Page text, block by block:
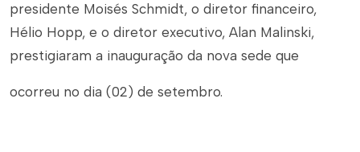
presidente Moisés Schmidt, o diretor financeiro,
Hélio Hopp, e o diretor executivo, Alan Malinski,
prestigiaram a inauguração da nova sede que
ocorreu no dia (02) de setembro.